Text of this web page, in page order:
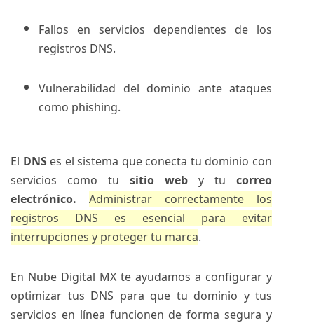
Fallos en servicios dependientes de los
registros DNS.
Vulnerabilidad del dominio ante ataques
como phishing.
El DNSes el sistema que conecta tu dominio con
servicios como tu sitio web y tu correo
electrónico.
Administrar correctamente los
registros DNS es esencial para evitar
interrupciones y proteger tu marca.
En Nube Digital MX te ayudamos a configurar y
optimizar tus DNS para que tu dominio y tus
servicios en línea funcionen de forma segura y